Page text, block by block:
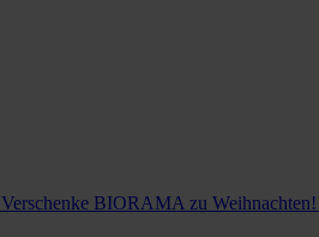
Verschenke BIORAMA zu Weihnachten!